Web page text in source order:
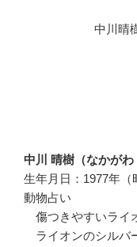
中川晴
中川 晴樹（なかがわ
生年月日：1977年（
動物占い
傷つきやすいライ
ライオンのシルバ